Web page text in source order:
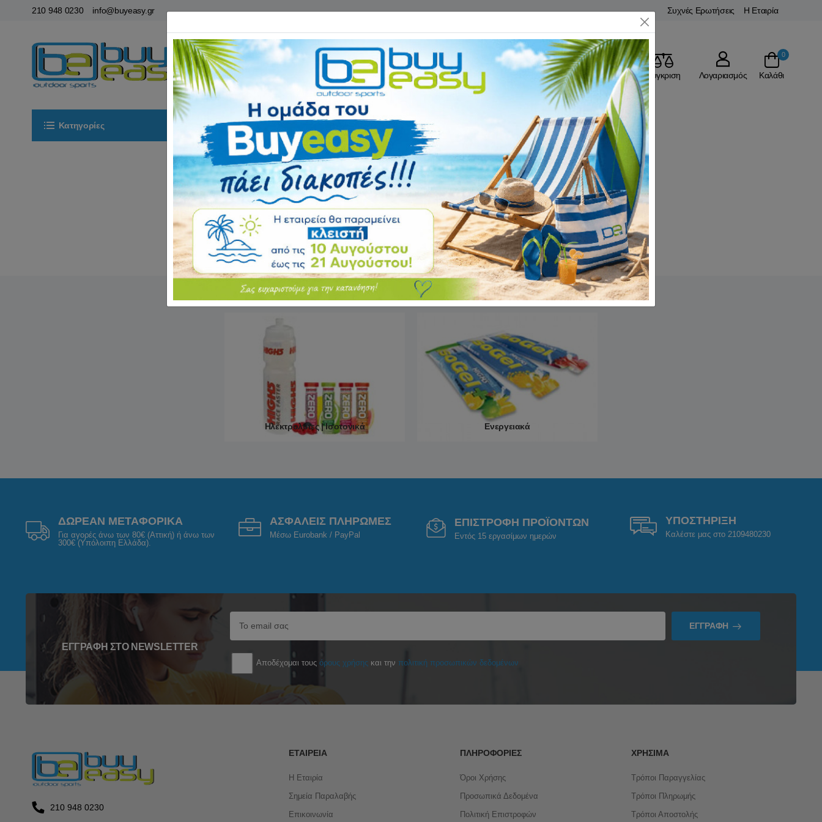
210 948 0230 info@buyeasy.gr Συχνές Ερωτήσεις Η Εταιρία
Αγαπημένα Σύγκριση Λογαριασμός
0
Καλάθι
Κατηγορίες Αρχική ΕΙΔΗ CAMPING Επικοινωνία
Αρχική ΑΘΛΗΜΑΤΑ
Συμπληρώματα Διατροφής
Ηλεκτρολύτες | Ισοτονικά
Περισσότερα
Ενεργειακά
ΔΩΡΕΑΝ ΜΕΤΑΦΟΡΙΚΑ
Για αγορές άνω των 80€ (Αττική) ή άνω των
300€ (Υπόλοιπη Ελλάδα).
ΑΣΦΑΛΕΙΣ ΠΛΗΡΩΜΕΣ
Μέσω Eurobank / PayPal
ΕΠΙΣΤΡΟΦΗ ΠΡΟΪΟΝΤΩΝ
Εντός 15 εργασίμων ημερών
ΥΠΟΣΤΗΡΙΞΗ
Καλέστε μας στο 2109480230
ΕΓΓΡΑΦΉ ΣΤΟ NEWSLETTER
ΕΓΓΡΑΦΉ
Αποδέχομαι τουςόρους χρήσης και τηνπολιτική προσωπικών δεδομένων
210 948 0230
ΕΤΑΙΡΕΊΑ
Η Εταιρία
Σημεία Παραλαβής
Επικοινωνία
ΠΛΗΡΟΦΟΡΊΕΣ
Όροι Χρήσης
Προσωπικά Δεδομένα
Πολιτική Επιστροφών
ΧΡΉΣΙΜΑ
Τρόποι Παραγγελίας
Τρόποι Πληρωμής
Τρόποι Αποστολής
Close